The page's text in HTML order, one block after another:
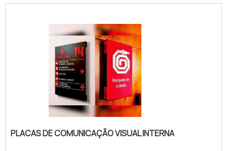
objetiva da energia elétrica para todos os
que for necessário. Em diferentes
segmentos industriais, a utilização da
eletricidade se dá de maneira ininterrupta e,
por isso, é importante que o quadro seja
montado com a .
PLACAS DE COMUNICAÇÃO VISUAL INTERNA